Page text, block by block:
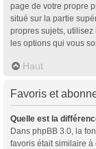
page de votre propre
situé sur la partie
propres sujets,
les options qui vous
Haut
Favoris et
Quelle est la
Dans phpBB 3.0, la
favoris était similaire